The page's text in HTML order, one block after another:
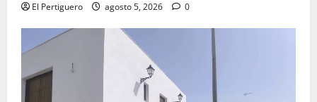
El Pertiguero agosto 5, 2026 0